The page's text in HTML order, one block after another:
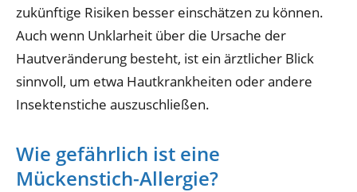
zukünftige Risiken besser einschätzen zu können.
Auch wenn Unklarheit über die Ursache der
Hautveränderung besteht, ist ein ärztlicher Blick
sinnvoll, um etwa Hautkrankheiten oder andere
Insektenstiche auszuschließen.
Wie gefährlich ist eine
Mückenstich-Allergie?